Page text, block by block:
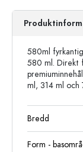
580ml
580 ml. Direkt
ml, 314 ml och
Bredd
Form -